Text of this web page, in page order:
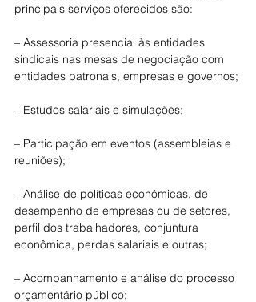
principais serviços oferecidos são:
– Assessoria presencial às entidades
sindicais nas mesas de negociação com
entidades patronais, empresas e governos;
– Estudos salariais e simulações;
– Participação em eventos (assembleias e
reuniões);
– Análise de políticas econômicas, de
desempenho de empresas ou de setores,
perfil dos trabalhadores, conjuntura
econômica, perdas salariais e outras;
– Acompanhamento e análise do processo
orçamentário público;